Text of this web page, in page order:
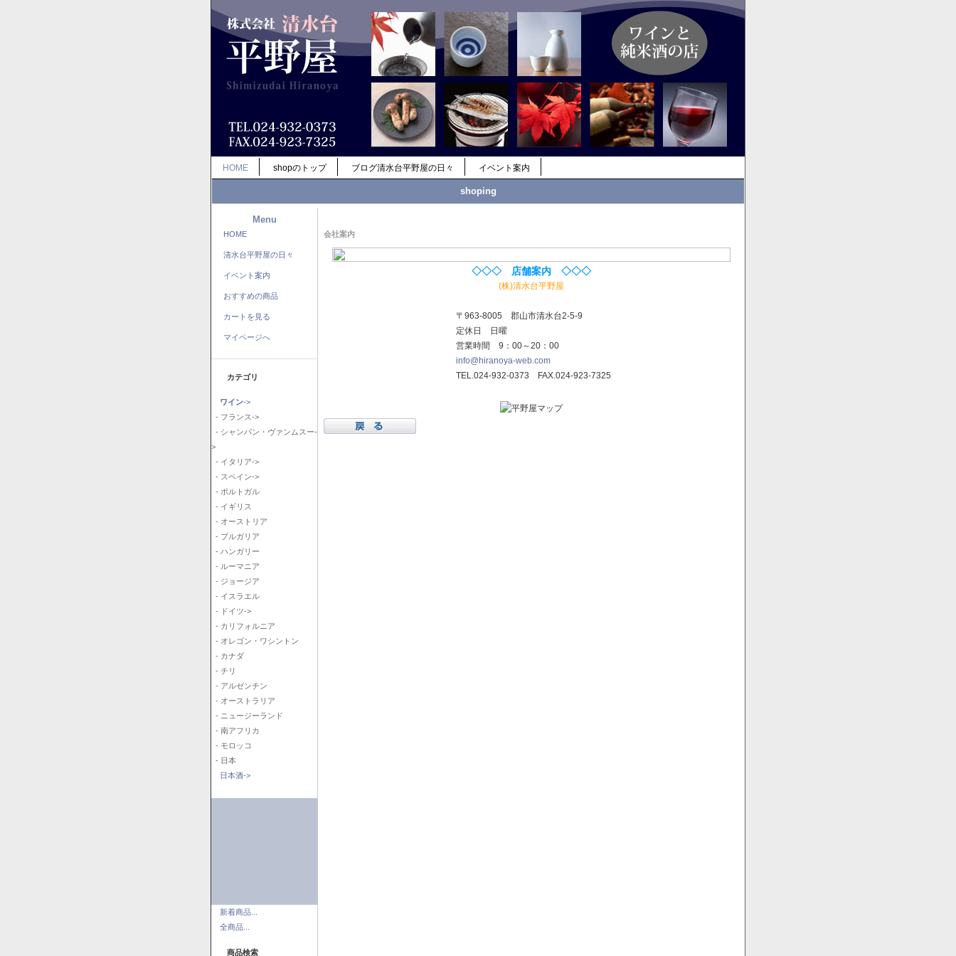
HOME shopのトップ ブログ清水台平野屋の日々 イベント案内
shoping
Menu
HOME
清水台平野屋の日々
イベント案内
おすすめの商品
カートを見る
マイページへ
カテゴリ
ワイン->
- フランス->
- シャンパン・ヴァンムスー-
>
- イタリア->
- スペイン->
- ポルトガル
- イギリス
- オーストリア
- ブルガリア
- ハンガリー
- ルーマニア
- ジョージア
- イスラエル
- ドイツ->
- カリフォルニア
- オレゴン・ワシントン
- カナダ
- チリ
- アルゼンチン
- オーストラリア
- ニュージーランド
- 南アフリカ
- モロッコ
- 日本
日本酒->
新着商品...
全商品...
商品検索
会社案内
◇◇◇ 店舗案内 ◇◇◇
(株)清水台平野屋
〒963-8005 郡山市清水台2-5-9
定休日 日曜
営業時間 9：00～20：00
info@hiranoya-web.com
TEL.024-932-0373 FAX.024-923-7325